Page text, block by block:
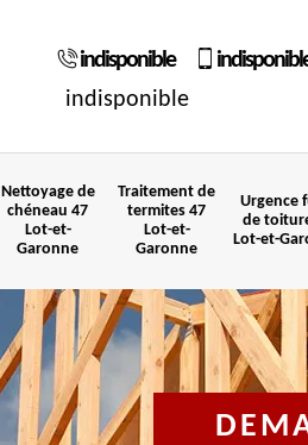
indisponible
indisponible
Nettoyage de
chéneau 47
Lot-et-
Garonne
Traitement de
termites 47
Lot-et-
Garonne
Urgence
de
Lot-et-